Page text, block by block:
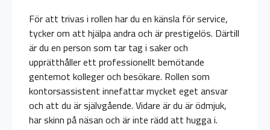
För att trivas i rollen har du en känsla för service,
tycker om att hjälpa andra och är prestigelös. Därtill
är du en person som tar tag i saker och
upprätthåller ett professionellt bemötande
gentemot kolleger och besökare. Rollen som
kontorsassistent innefattar mycket eget ansvar
och att du är självgående. Vidare är du är ödmjuk,
har skinn på näsan och är inte rädd att hugga i.